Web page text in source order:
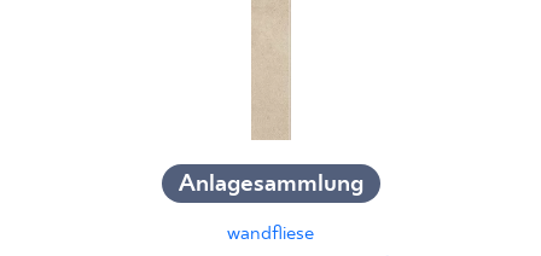
Anlagesammlung
wandfliese